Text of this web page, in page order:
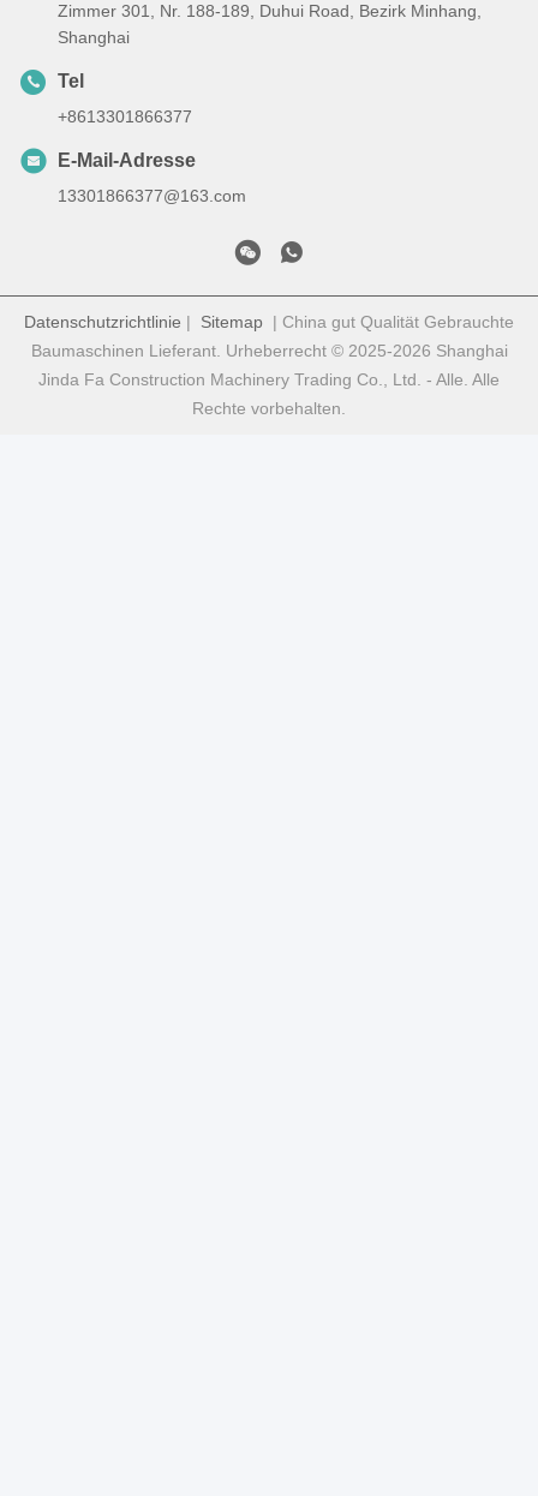
Zimmer 301, Nr. 188-189, Duhui Road, Bezirk Minhang,
Shanghai
Tel
+8613301866377
E-Mail-Adresse
13301866377@163.com
Datenschutzrichtlinie | Sitemap | China gut Qualität Gebrauchte
Baumaschinen Lieferant. Urheberrecht © 2025-2026 Shanghai
Jinda Fa Construction Machinery Trading Co., Ltd. - Alle. Alle
Rechte vorbehalten.